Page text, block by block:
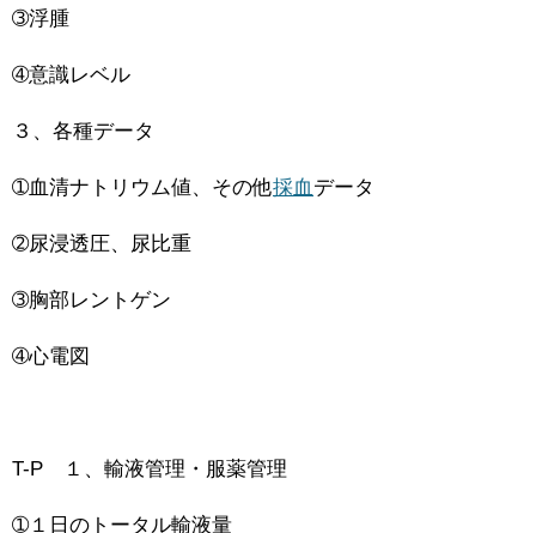
➂浮腫
➃意識レベル
３、各種データ
➀血清ナトリウム値、その他採血 データ
➁尿浸透圧、尿比重
➂胸部レントゲン
➃心電図
T-P １、輸液管理・服薬管理
➀１日のトータル輸液量